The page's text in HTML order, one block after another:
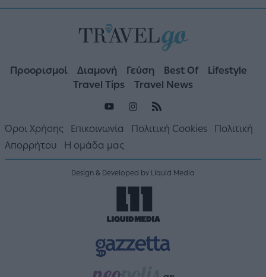
Προορισμοί Διαμονή Γεύση Best Of
Lifestyle
Travel Tips
Travel News
Όροι Χρήσης Επικοινωνία Πολιτική Cookies
Πολιτική
Απορρήτου
Η ομάδα μας
Design & Developed by Liquid Media